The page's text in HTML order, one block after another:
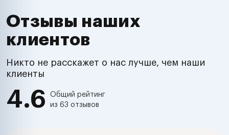
Отзывы наших
клиентов
Никто не расскажет о нас лучше, чем наши
клиенты
4.6
Общий рейтинг
из 63 отзывов